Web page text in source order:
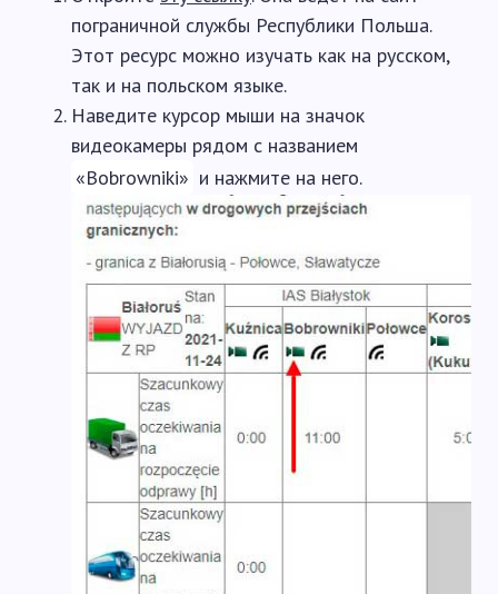
пограничной службы Республики Польша.
Этот ресурс можно изучать как на русском,
так и на польском языке.
Наведите курсор мыши на значок
видеокамеры рядом с названием
«Bobrowniki» и нажмите на него.